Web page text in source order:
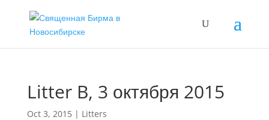
Litter B, 3 октября 2015
Oct 3, 2015| Litters